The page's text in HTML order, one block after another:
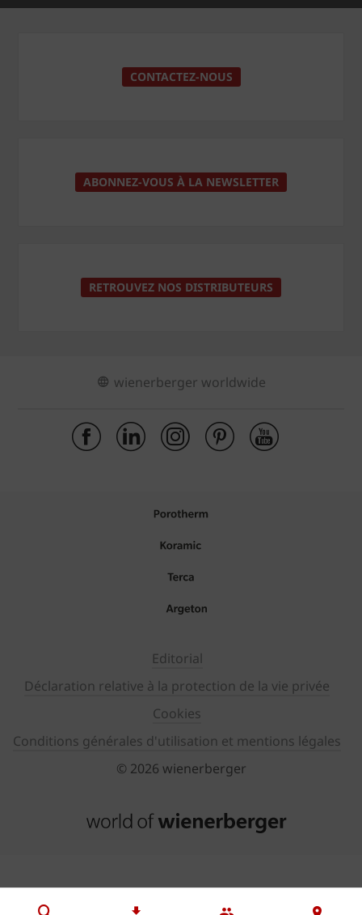
CONTACTEZ-NOUS
ABONNEZ-VOUS À LA NEWSLETTER
RETROUVEZ NOS DISTRIBUTEURS
wienerberger worldwide
Editorial
Déclaration relative à la protection de la vie privée
Cookies
Conditions générales d'utilisation et mentions légales
© 2026 wienerberger